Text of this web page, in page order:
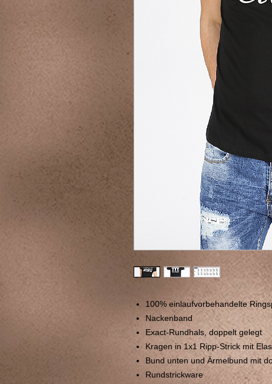
100% einlaufvorbehandelte
Nackenband
Exact-Rundhals, doppelt gelegt
Kragen in 1x1 Ripp-Strick mit
Bund unten und Ärmelbund mit
Rundstrickware